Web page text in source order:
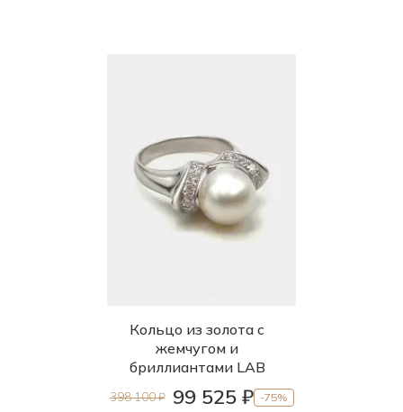
Кольцо из золота с
жемчугом и
бриллиантами LAB
398 100 ₽ 99 525 ₽ -75%